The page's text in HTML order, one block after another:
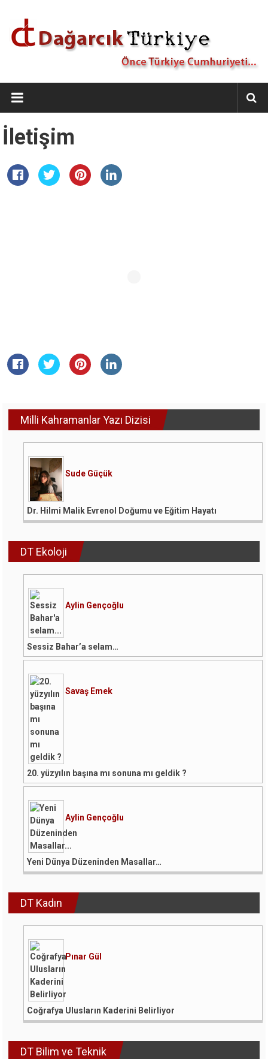
Dağarcık
Türkiye
Önce
Türkiye
İletişim
Milli Kahramanlar Yazı Dizisi
Sude Güçük
Dr. Hilmi Malik Evrenol Doğumu ve Eğitim Hayatı
DT Ekoloji
Aylin Gençoğlu
Sessiz Bahar’a selam…
Savaş Emek
20. yüzyılın başına mı sonuna mı geldik ?
Aylin Gençoğlu
Yeni Dünya Düzeninden Masallar…
DT Kadın
Pınar Gül
Coğrafya Ulusların Kaderini Belirliyor
DT Bilim ve Teknik